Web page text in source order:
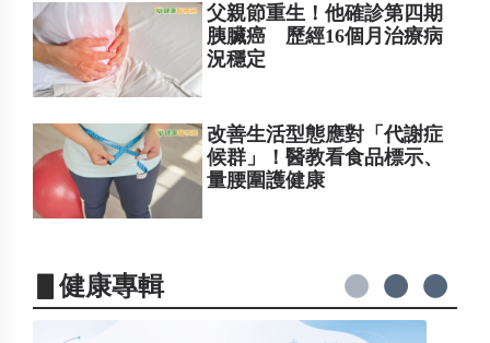
父親節重生！他確診第四期
胰臟癌 歷經16個月治療病
況穩定
改善生活型態應對「代謝症
候群」！醫教看食品標示、
量腰圍護健康
▋健康專輯